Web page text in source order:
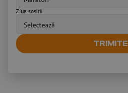
Ziua sosirii
TRIMITE